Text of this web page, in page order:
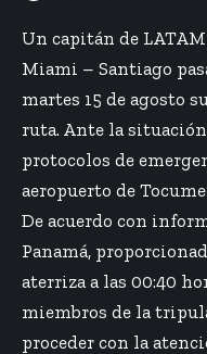
Un capitán de
Miami – Santiago
martes 15 de agosto
ruta. Ante la
protocolos de
aeropuerto de
De acuerdo con
Panamá,
aterriza a las 00:40
miembros de la
proceder con la